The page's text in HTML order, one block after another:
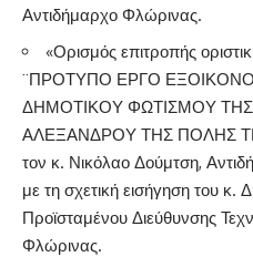
Αντιδήμαρχο Φλώρινας.
«Ορισμός επιτροπής
¨ΠΡΟΤΥΠΟ ΕΡΓΟ
ΔΗΜΟΤΙΚΟΥ ΦΩΤΙΣΜΟΥ
ΑΛΕΞΑΝΔΡΟΥ ΤΗΣ ΠΟΛΗΣ
τον κ. Νικόλαο Δούμτση,
με τη σχετική εισήγηση του κ.
Προϊσταμένου Διεύθυνσης
Φλώρινας.